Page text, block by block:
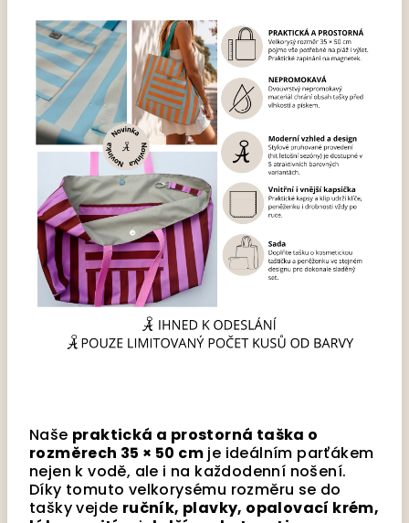
Naše praktická a prostorná taška o
rozměrech 35 × 50 cm je ideálním parťákem
nejen k vodě, ale i na každodenní nošení.
Díky tomuto velkorysému rozměru se do
tašky vejde ručník, plavky, opalovací krém,